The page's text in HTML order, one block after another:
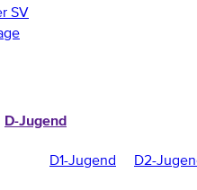
D-Jugend
D1-Jugend D2-
SV